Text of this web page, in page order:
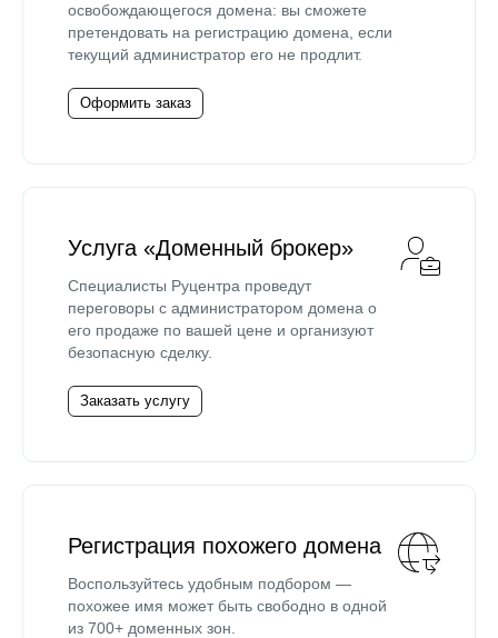
освобождающегося домена: вы сможете
претендовать на регистрацию домена, если
текущий администратор его не продлит.
Оформить заказ
Услуга «Доменный брокер»
Специалисты Руцентра проведут
переговоры с администратором домена о
его продаже по вашей цене и организуют
безопасную сделку.
Заказать услугу
Регистрация похожего домена
Воспользуйтесь удобным подбором —
похожее имя может быть свободно в одной
из 700+ доменных зон.